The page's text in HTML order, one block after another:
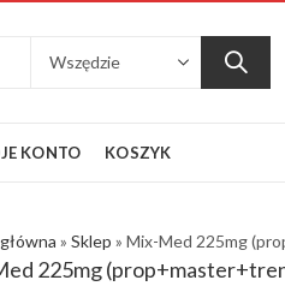
KONTO KOSZYK
» Sklep » Mix-Med 225mg
225mg